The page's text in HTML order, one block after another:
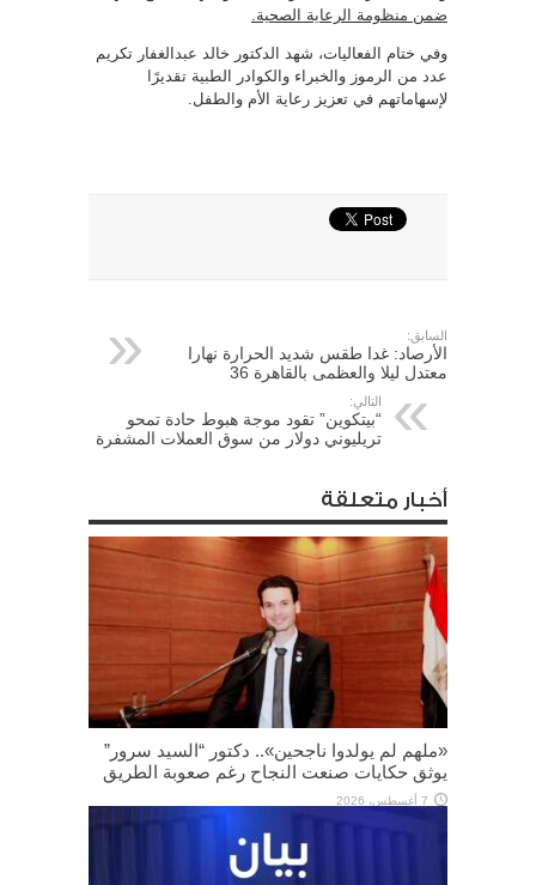
ضمن منظومة الرعاية الصحية.
وفي ختام الفعاليات، شهد الدكتور خالد عبدالغفار تكريم
عدد من الرموز والخبراء والكوادر الطبية تقديرًا
لإسهاماتهم في تعزيز رعاية الأم والطفل.
السابق:
الأرصاد: غدا طقس شديد الحرارة نهارا
معتدل ليلا والعظمى بالقاهرة 36
التالي:
“بيتكوين” تقود موجة هبوط حادة تمحو
تريليوني دولار من سوق العملات المشفرة
أخبار متعلقة
«ملهم لم يولدوا ناجحين».. دكتور “السيد سرور”
يوثق حكايات صنعت النجاح رغم صعوبة الطريق
7 أغسطس، 2026